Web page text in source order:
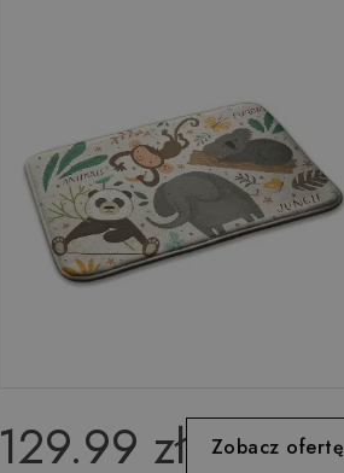
129.99 zł Zobacz ofertę